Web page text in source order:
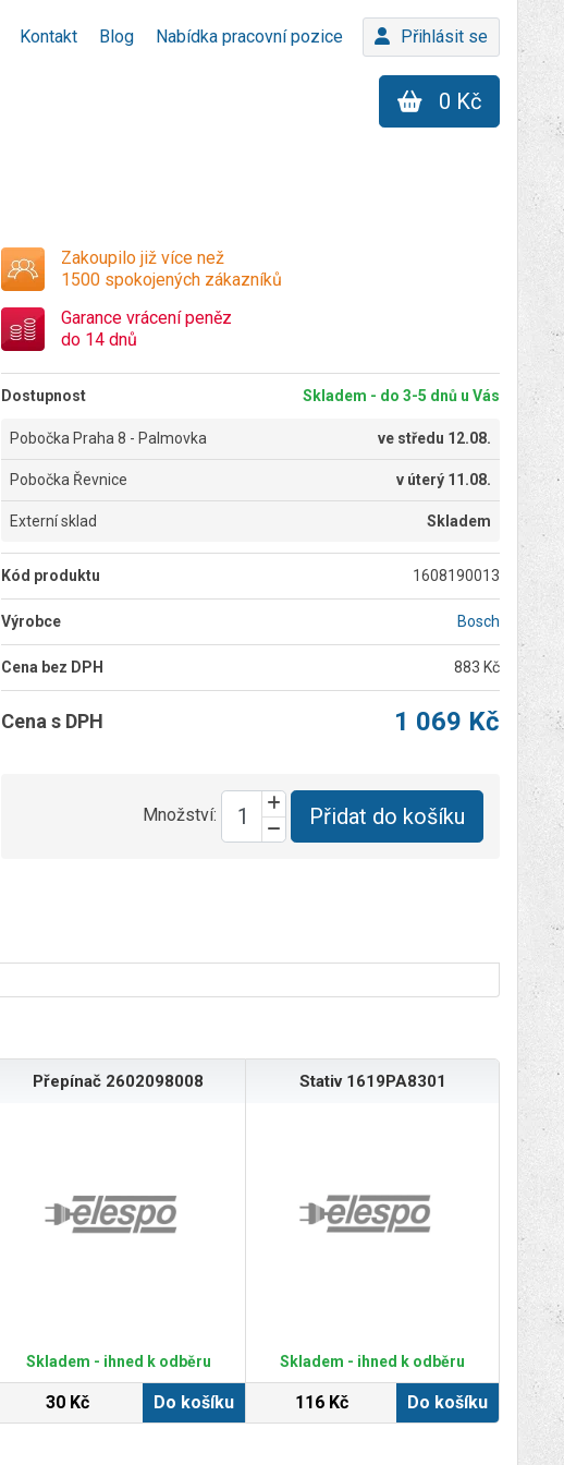
Kontakt Blog Nabídka pracovní pozice Přihlásit se
0 Kč
Zakoupilo již více než
1500 spokojených zákazníků
Garance vrácení peněz
do 14 dnů
Dostupnost Skladem - do 3-5 dnů u Vás
Pobočka Praha 8 - Palmovka ve středu 12.08.
Pobočka Řevnice v úterý 11.08.
Externí sklad Skladem
Kód produktu 1608190013
Výrobce Bosch
Cena bez DPH 883 Kč
Cena s DPH 1 069 Kč
Množství: Přidat do košíku
Přepínač 2602098008
Skladem - ihned k odběru
30 Kč Do košíku
Stativ 1619PA8301
Skladem - ihned k odběru
116 Kč Do košíku